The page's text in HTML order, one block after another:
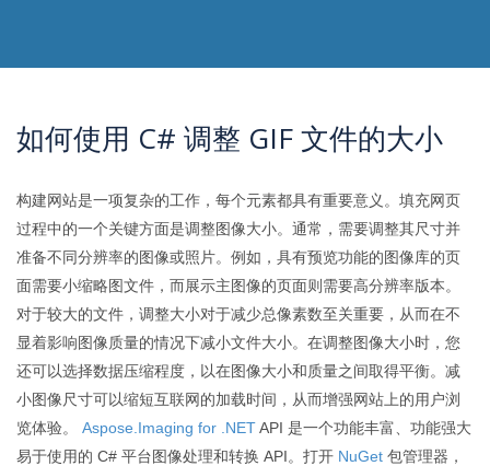
如何使用 C# 调整 GIF 文件的大小
构建网站是一项复杂的工作，每个元素都具有重要意义。填充网页
过程中的一个关键方面是调整图像大小。通常，需要调整其尺寸并
准备不同分辨率的图像或照片。例如，具有预览功能的图像库的页
面需要小缩略图文件，而展示主图像的页面则需要高分辨率版本。
对于较大的文件，调整大小对于减少总像素数至关重要，从而在不
显着影响图像质量的情况下减小文件大小。在调整图像大小时，您
还可以选择数据压缩程度，以在图像大小和质量之间取得平衡。减
小图像尺寸可以缩短互联网的加载时间，从而增强网站上的用户浏
览体验。 Aspose.Imaging for .NETAPI 是一个功能丰富、功能强大
易于使用的 C# 平台图像处理和转换 API。打开 NuGet 包管理器，